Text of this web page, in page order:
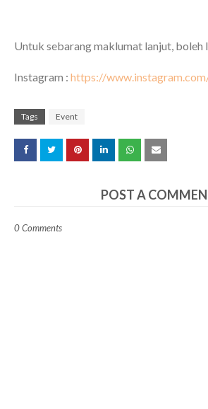
Untuk sebarang maklumat lanjut, boleh
Instagram : https://
Tags Event
POST A
0 Comments